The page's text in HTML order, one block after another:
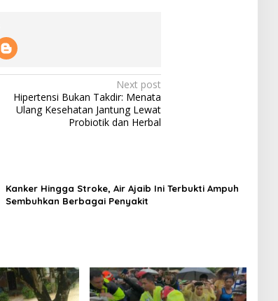
Next post
Hipertensi Bukan Takdir: Menata
Ulang Kesehatan Jantung Lewat
Probiotik dan Herbal
Kanker Hingga Stroke, Air Ajaib Ini Terbukti Ampuh
Sembuhkan Berbagai Penyakit